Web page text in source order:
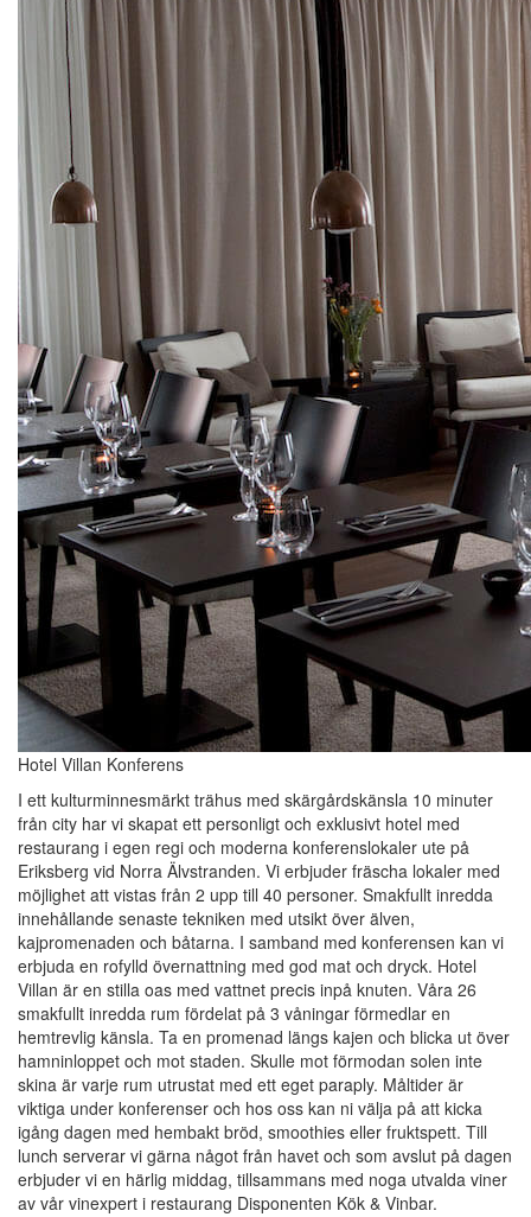
Hotel Villan Konferens
I ett kulturminnesmärkt trähus med skärgårdskänsla 10 minuter
från city har vi skapat ett personligt och exklusivt hotel med
restaurang i egen regi och moderna konferenslokaler ute på
Eriksberg vid Norra Älvstranden. Vi erbjuder fräscha lokaler med
möjlighet att vistas från 2 upp till 40 personer. Smakfullt inredda
innehållande senaste tekniken med utsikt över älven,
kajpromenaden och båtarna. I samband med konferensen kan vi
erbjuda en rofylld övernattning med god mat och dryck. Hotel
Villan är en stilla oas med vattnet precis inpå knuten. Våra 26
smakfullt inredda rum fördelat på 3 våningar förmedlar en
hemtrevlig känsla. Ta en promenad längs kajen och blicka ut över
hamninloppet och mot staden. Skulle mot förmodan solen inte
skina är varje rum utrustat med ett eget paraply. Måltider är
viktiga under konferenser och hos oss kan ni välja på att kicka
igång dagen med hembakt bröd, smoothies eller fruktspett. Till
lunch serverar vi gärna något från havet och som avslut på dagen
erbjuder vi en härlig middag, tillsammans med noga utvalda viner
av vår vinexpert i restaurang Disponenten Kök & Vinbar.